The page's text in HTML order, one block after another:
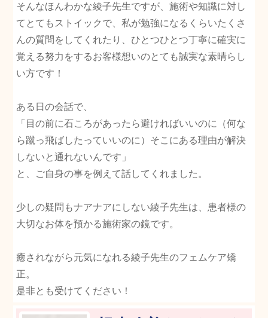
そんなほんわかな綾子先生ですが、施術や知識に対し
てとてもストイックで、私が勉強になるくらいたくさ
んの質問をしてくれたり、ひとつひとつ丁寧に確実に
覚える努力をするお客様想いのとても誠実な素晴らし
い方です！
ある日の会話で、
「目の前に石ころがあったら避ければいいのに（何な
ら蹴っ飛ばしたっていいのに）そこにある理由が解決
しないと通れないんです」
と、ご自身の事を例えて話してくれました。
少しの疑問もナアナアにしない綾子先生は、患者様の
大切なお体を預かる施術家の鏡です。
癒されながら元気になれる綾子先生のフェムケア矯
正。
是非とも受けてください！